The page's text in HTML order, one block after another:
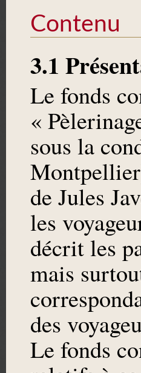
Contenu
3.1
Le fonds
«
sous la
de Jules
les
décrit les
mais
des
Le fonds